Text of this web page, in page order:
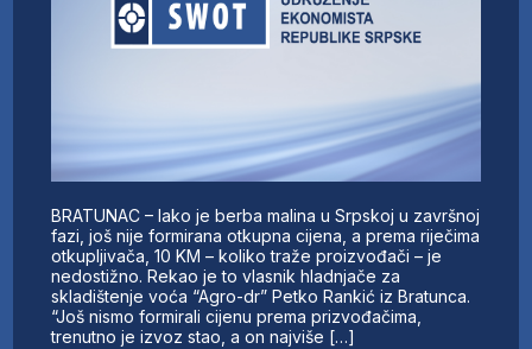
BRATUNAC – Iako je berba malina u Srpskoj u završnoj
fazi, još nije formirana otkupna cijena, a prema riječima
otkupljivača, 10 KM – koliko traže proizvođači – je
nedostižno. Rekao je to vlasnik hladnjače za
skladištenje voća “Agro-dr” Petko Rankić iz Bratunca.
“Još nismo formirali cijenu prema prizvođačima,
trenutno je izvoz stao, a on najviše […]